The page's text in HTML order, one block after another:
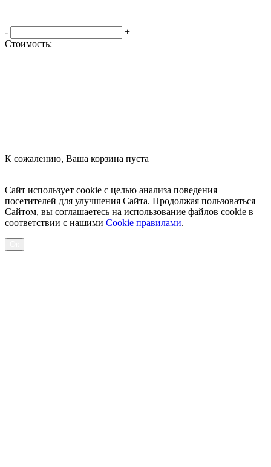
-
+
Стоимость:
К сожалению, Ваша корзина пуста
Сайт использует cookie с целью анализа поведения
посетителей для улучшения Сайта. Продолжая пользоваться
Сайтом, вы соглашаетесь на использование файлов cookie в
соответствии с нашими Cookiе правилами.